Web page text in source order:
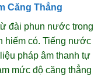
Căng Thẳng
đài phun nước trong
hiếm có. Tiếng nước
pháp âm thanh tự
mức độ căng thẳng